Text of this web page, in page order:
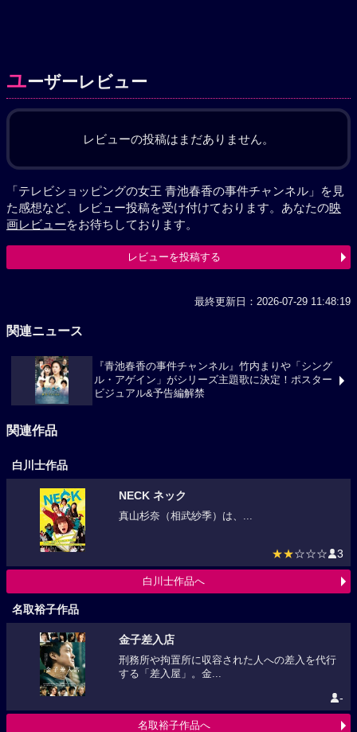
ユーザーレビュー
レビューの投稿はまだありません。
「テレビショッピングの女王 青池春香の事件チャンネル」を見
た感想など、レビュー投稿を受け付けております。あなたの映
画レビューをお待ちしております。
レビューを投稿する
最終更新日：2026-07-29 11:48:19
関連ニュース
『青池春香の事件チャンネル』竹内まりや「シング
ル・アゲイン」がシリーズ主題歌に決定！ポスター
ビジュアル&予告編解禁
関連作品
白川士作品
NECK ネック
真山杉奈（相武紗季）は、...
★★☆☆☆ 3
白川士作品へ
名取裕子作品
金子差入店
刑務所や拘置所に収容された人への差入を代行
する「差入屋」。金...
-
名取裕子作品へ